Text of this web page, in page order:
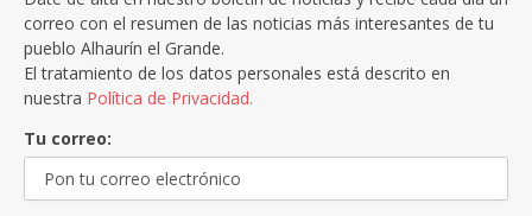
correo con el resumen de las noticias más interesantes de tu
pueblo Alhaurín el Grande.
El tratamiento de los datos personales está descrito en
nuestra Política de Privacidad.
Tu correo: